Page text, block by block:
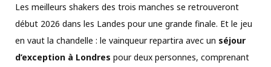
Les meilleurs shakers des trois manches se retrouveront
début 2026 dans les Landes pour une grande finale. Et le jeu
en vaut la chandelle : le vainqueur repartira avec un séjour
d’exception à Londres pour deux personnes, comprenant